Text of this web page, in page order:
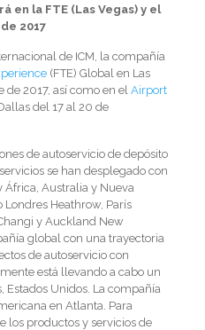
en la FTE (Las Vegas) y el
2017
de ICM, la compañía
(FTE) Global en Las
de 2017, así como en el Airport
del 17 al 20 de
de autoservicio de depósito
se han desplegado con
África, Australia y Nueva
Heathrow, París
y Auckland New
global con una trayectoria
de autoservicio con
está llevando a cabo un
Estados Unidos. La compañía
en Atlanta. Para
los productos y servicios de